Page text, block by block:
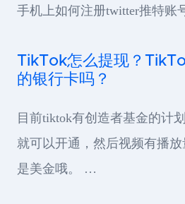
手机上如何注册twitter推特账
TikTok怎么提现？
的银行卡吗？
目前tiktok有创造者基金的计
就可以开通，然后视频有播
是美金哦。 …